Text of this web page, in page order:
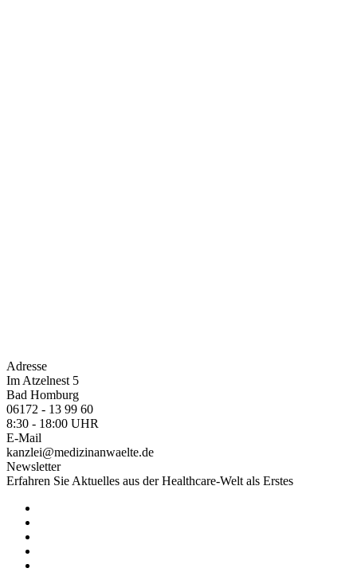
Adresse
Im Atzelnest 5
Bad Homburg
06172 - 13 99 60
8:30 - 18:00 UHR
E-Mail
kanzlei@medizinanwaelte.de
Newsletter
Erfahren Sie Aktuelles aus der Healthcare-Welt als Erstes